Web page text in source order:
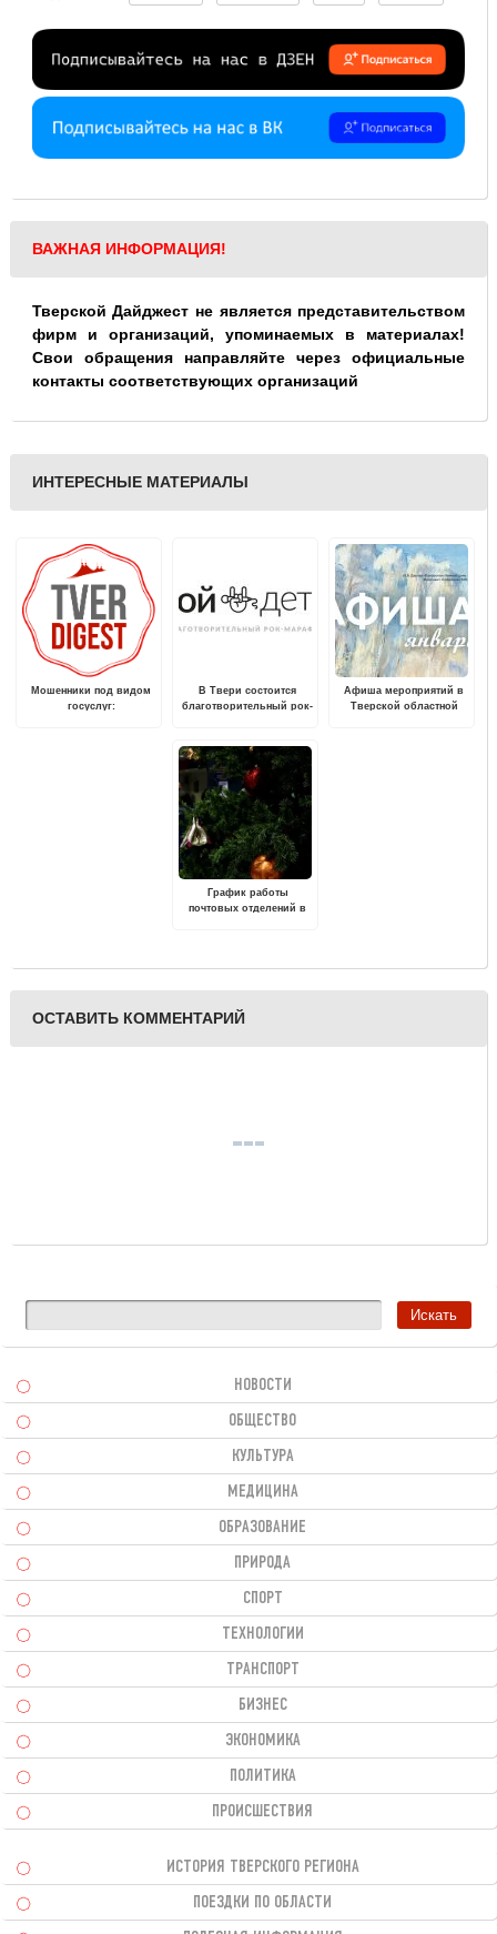
ВАЖНАЯ ИНФОРМАЦИЯ!
Тверской Дайджест не является представительством
фирм и организаций, упоминаемых в материалах!
Свои обращения направляйте через официальные
контакты соответствующих организаций
ИНТЕРЕСНЫЕ МАТЕРИАЛЫ
Мошенники под видом
госуслуг:
В Твери состоится
благотворительный рок-
Афиша мероприятий в
Тверской областной
График работы
почтовых отделений в
ОСТАВИТЬ КОММЕНТАРИЙ
НОВОСТИ
ОБЩЕСТВО
КУЛЬТУРА
МЕДИЦИНА
ОБРАЗОВАНИЕ
ПРИРОДА
СПОРТ
ТЕХНОЛОГИИ
ТРАНСПОРТ
БИЗНЕС
ЭКОНОМИКА
ПОЛИТИКА
ПРОИСШЕСТВИЯ
ИСТОРИЯ ТВЕРСКОГО РЕГИОНА
ПОЕЗДКИ ПО ОБЛАСТИ